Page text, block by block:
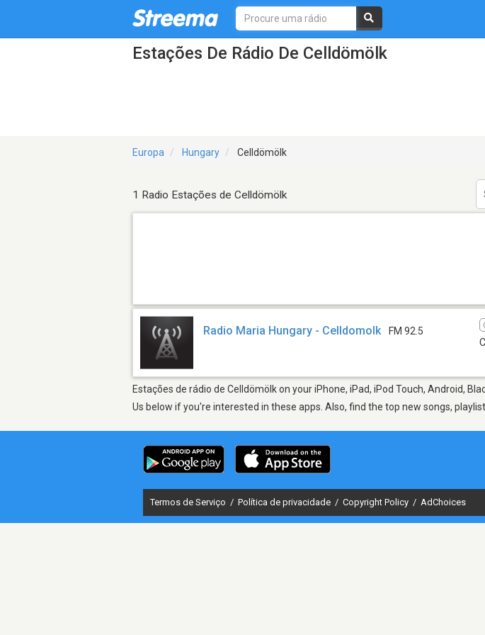
Estações De Rádio De Celldömölk
Europa Hungary Celldömölk
1 Radio Estações de Celldömölk
Radio Maria Hungary - Celldomolk FM 92.5
Estações de rádio de Celldömölk on your iPhone, iPad, iPod Touch, Android,
Us below if you're interested in these apps. Also, find the top new songs,
Termos de Serviço / Política de privacidade / Copyright Policy / AdChoices